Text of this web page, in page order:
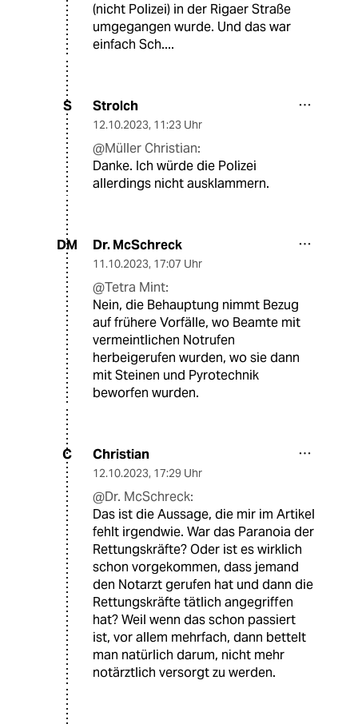
(nicht Polizei) in der Rigaer Straße
umgegangen wurde. Und das war
einfach Sch....
S Strolch
12.10.2023, 11:23 Uhr
@Müller Christian:
Danke. Ich würde die Polizei
allerdings nicht ausklammern.
DM Dr. McSchreck
11.10.2023, 17:07 Uhr
@Tetra Mint:
Nein, die Behauptung nimmt Bezug
auf frühere Vorfälle, wo Beamte mit
vermeintlichen Notrufen
herbeigerufen wurden, wo sie dann
mit Steinen und Pyrotechnik
beworfen wurden.
C Christian
12.10.2023, 17:29 Uhr
@Dr. McSchreck:
Das ist die Aussage, die mir im Artikel
fehlt irgendwie. War das Paranoia der
Rettungskräfte? Oder ist es wirklich
schon vorgekommen, dass jemand
den Notarzt gerufen hat und dann die
Rettungskräfte tätlich angegriffen
hat? Weil wenn das schon passiert
ist, vor allem mehrfach, dann bettelt
man natürlich darum, nicht mehr
notärztlich versorgt zu werden.